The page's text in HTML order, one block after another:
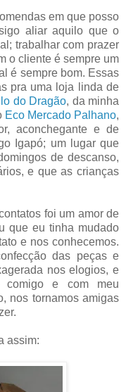
em que posso
aliar aquilo que o
trabalhar com prazer
o cliente é sempre um
é sempre bom. Essas
pra uma loja linda de
do Dragão, da minha
Eco Mercado Palhano,
aconchegante e de
Igapó; um lugar que
de descanso,
e que as crianças
foi um amor de
que eu tinha mudado
e nos conhecemos.
das peças e
nos elogios, e
comigo e com meu
nos tornamos amigas
assim: